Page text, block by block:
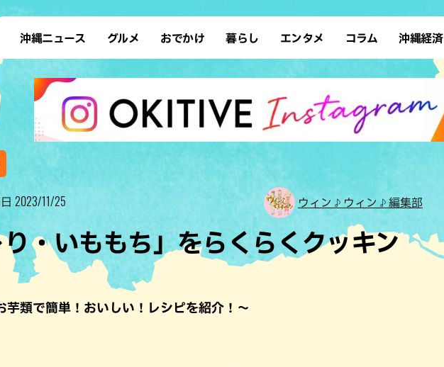
沖縄ニュース グルメ
ラーメン 沖縄そば
テイクアウト カフェ
すし・魚料理 和食・日本料理
アジア・エスニック
イタリアン
フレンチ
ステーキ・焼肉 焼鳥・串料理
その他の肉料理 居酒屋・バー
ブッフェ・バイキング
おでかけ
デート ドライブ
散歩 ソロ活
レジャー アート
ホテル
サウナ 公園
暮らし
レシピ SDGs
ファッション ローカルニュース
沖縄移住 沖縄旧暦行事
エンタメ
スポーツ 占い
タレント・芸人 テレビ
コラム 沖縄経済
2023/11/25 ウィン♪ウィン♪編集部
り・いももち」をらくらくクッキン
芋類で簡単！おいしい！レシピを紹介！～